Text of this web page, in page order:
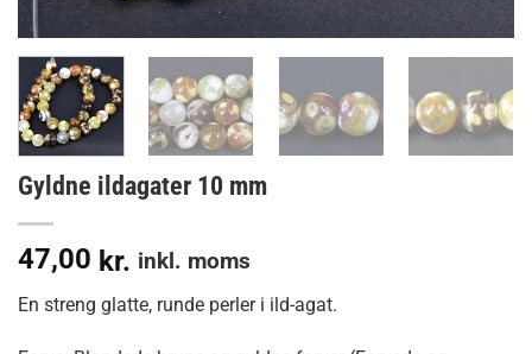
Gyldne ildagater 10 mm
47,00 kr. inkl. moms
En streng glatte, runde perler i ild-agat.